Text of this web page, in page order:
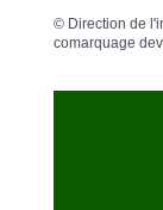
© Direction de
comarquage